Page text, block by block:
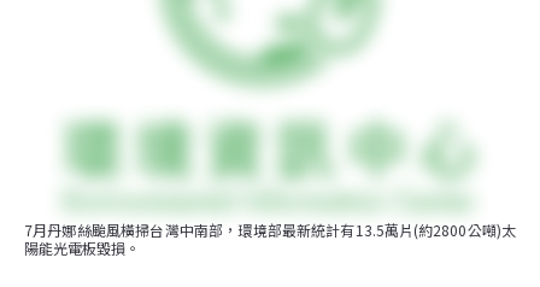
7月丹娜絲颱風橫掃台灣中南部，環境部最新統計有13.5萬片(約2800公噸)太
陽能光電板毀損。